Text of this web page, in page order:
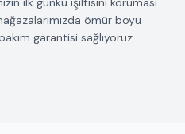
ömür boyu
garantisi sağlıyoruz.